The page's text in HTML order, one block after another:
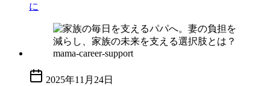
に
2025年11月24日